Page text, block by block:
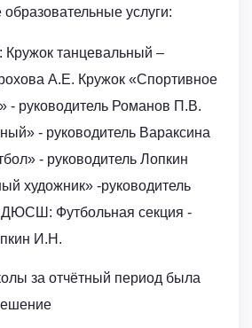
услуги:
Кружок танцевальный –
А.Е. Кружок «Спортивное
- руководитель Романов П.В.
- руководитель Вараксина
- руководитель Лопкин
художник» -руководитель
ДЮСШ: Футбольная секция -
И.Н.
за отчётный период была